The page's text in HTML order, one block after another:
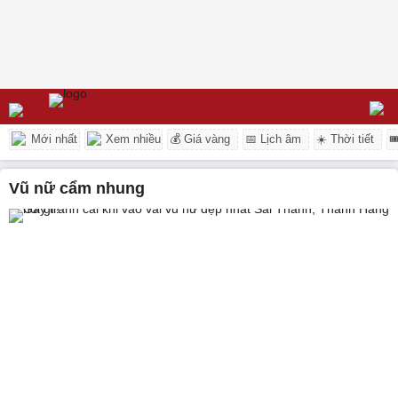
Mới nhất Xem nhiều 💰 Giá vàng 📅 Lịch âm ☀️ Thời tiết
vũ nữ cẩm nhung